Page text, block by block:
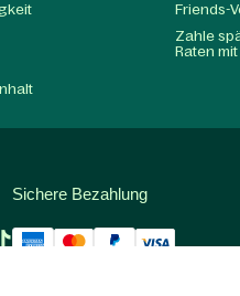
Friends-
Zahle
Raten
Sichere Bezahlung